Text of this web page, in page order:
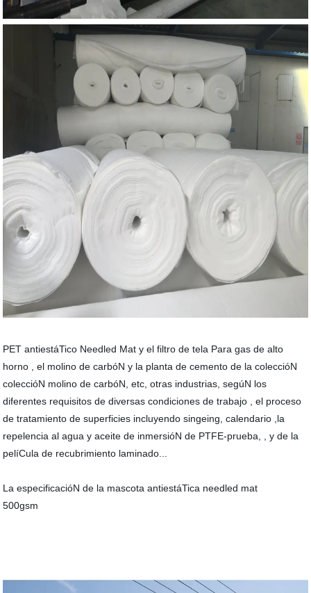
PET antiestáTico Needled Mat y el filtro de tela Para gas de alto
horno , el molino de carbóN y la planta de cemento de la coleccióN
coleccióN molino de carbóN, etc, otras industrias, segúN los
diferentes requisitos de diversas condiciones de trabajo , el proceso
de tratamiento de superficies incluyendo singeing, calendario ,la
repelencia al agua y aceite de inmersióN de PTFE-prueba, , y de la
pelíCula de recubrimiento laminado...
La especificacióN de la mascota antiestáTica needled mat
500gsm